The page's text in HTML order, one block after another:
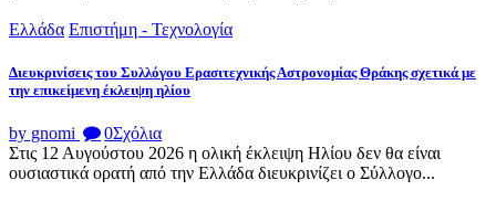
Ελλάδα Επιστήμη - Τεχνολογία
Διευκρινίσεις του Συλλόγου Ερασιτεχνικής Αστρονομίας Θράκης σχετικά με
την επικείμενη έκλειψη ηλίου
by gnomi 0Σχόλια
Στις 12 Αυγούστου 2026 η ολική έκλειψη Ηλίου δεν θα είναι
ουσιαστικά ορατή από την Ελλάδα διευκρινίζει ο Σύλλογο...